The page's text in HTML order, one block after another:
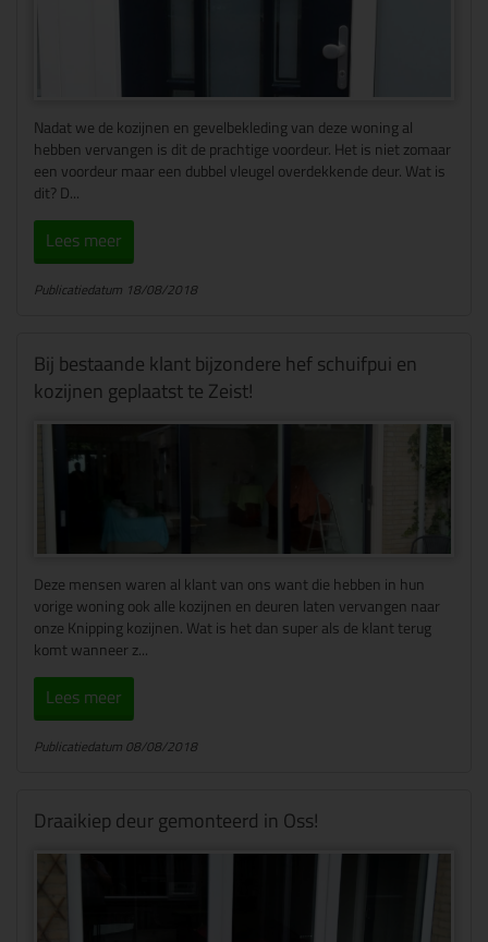
Nadat we de kozijnen en gevelbekleding van deze woning al
hebben vervangen is dit de prachtige voordeur. Het is niet zomaar
een voordeur maar een dubbel vleugel overdekkende deur. Wat is
dit? D...
Lees meer
Publicatiedatum 18/08/2018
Bij bestaande klant bijzondere hef schuifpui en
kozijnen geplaatst te Zeist!
Deze mensen waren al klant van ons want die hebben in hun
vorige woning ook alle kozijnen en deuren laten vervangen naar
onze Knipping kozijnen. Wat is het dan super als de klant terug
komt wanneer z...
Lees meer
Publicatiedatum 08/08/2018
Draaikiep deur gemonteerd in Oss!